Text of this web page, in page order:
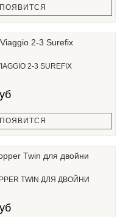
2-3 SUREFIX
TWIN ДЛЯ ДВОЙНИ